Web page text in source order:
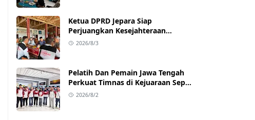
Ketua DPRD Jepara Siap
Perjuangkan Kesejahteraan
Satlinmas Jepara
2026/8/3
Pelatih Dan Pemain Jawa Tengah
Perkuat Timnas di Kejuaraan Sepak
takraw Internasional
2026/8/2